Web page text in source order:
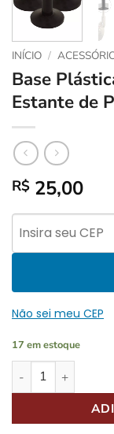
INÍCIO /
Base
Estante de
R$ 25,00
Não sei meu CEP
17 em estoque
Base Plástica